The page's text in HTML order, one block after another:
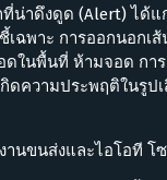
น่าดึงดูด (Alert) ได้แ
ฉพาะ การออกนอกเส้
ในพื้นที่ ห้ามจอด กา
ดความประพฤติในรูป
านขนส่งและไอโอที โ